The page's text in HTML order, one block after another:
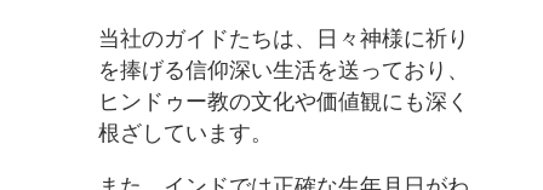
当社のガイドたちは、日々神様に祈り
を捧げる信仰深い生活を送っており、
ヒンドゥー教の文化や価値観にも深く
根ざしています。